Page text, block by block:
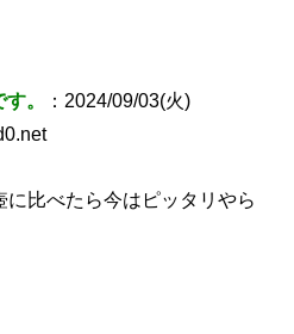
。
：2024/09/03(火)
比べたら今はピッタリやら